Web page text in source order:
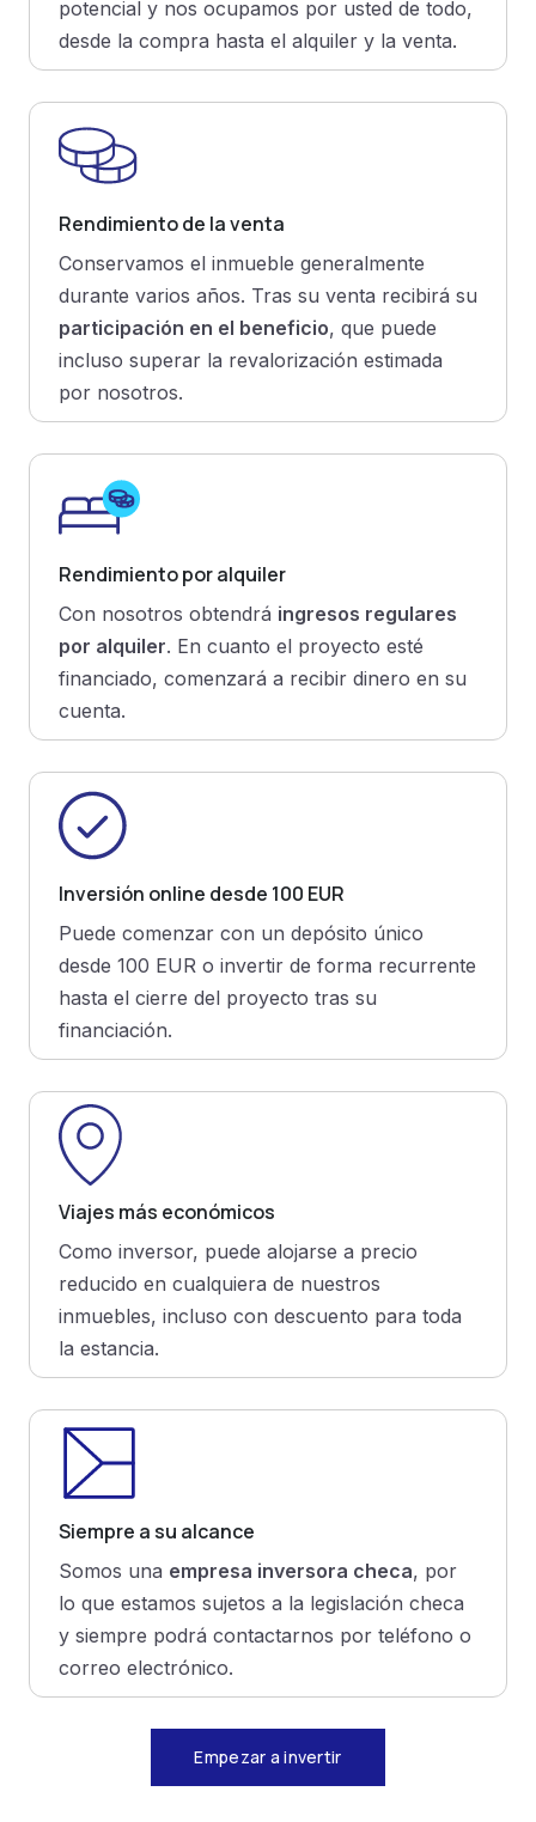
potencial y nos ocupamos por usted de todo,
desde la compra hasta el alquiler y la venta.
Rendimiento de la venta
Conservamos el inmueble generalmente
durante varios años. Tras su venta recibirá su
participación en el beneficio, que puede
incluso superar la revalorización estimada
por nosotros.
Rendimiento por alquiler
Con nosotros obtendrá ingresos regulares
por alquiler. En cuanto el proyecto esté
financiado, comenzará a recibir dinero en su
cuenta.
Inversión online desde 100 EUR
Puede comenzar con un depósito único
desde 100 EUR o invertir de forma recurrente
hasta el cierre del proyecto tras su
financiación.
Viajes más económicos
Como inversor, puede alojarse a precio
reducido en cualquiera de nuestros
inmuebles, incluso con descuento para toda
la estancia.
Siempre a su alcance
Somos una empresa inversora checa, por
lo que estamos sujetos a la legislación checa
y siempre podrá contactarnos por teléfono o
correo electrónico.
Empezar a invertir